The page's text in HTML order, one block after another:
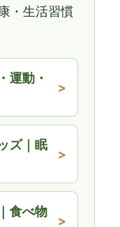
・生活習慣
運動・
ズ｜眠
食べ物